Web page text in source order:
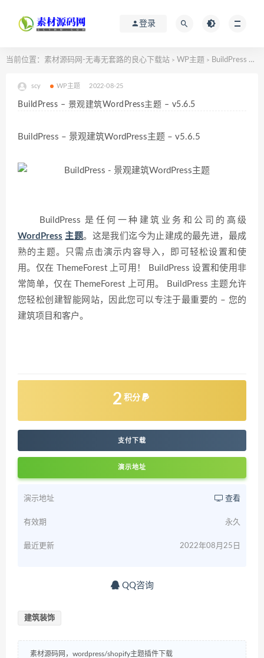
登录
当前位置： 素材源码网-无毒无套路的良心下载站 > WP主题 > BuildPress – 景观建筑WordPress主题 – v5.6.5
scy WP主题 2022-08-25
BuildPress – 景观建筑WordPress主题 – v5.6.5
BuildPress – 景观建筑WordPress主题 – v5.6.5
BuildPress 是任何一种建筑业务和公司的高级
WordPress 主题。这是我们迄今为止建成的最先进，最成
熟的主题。只需点击演示内容导入，即可轻松设置和使
用。仅在 ThemeForest 上可用！ BuildPress 设置和使用非
常简单，仅在 ThemeForest 上可用。 BuildPress 主题允许
您轻松创建智能网站，因此您可以专注于最重要的 – 您的
建筑项目和客户。
2 积分
支付下载
演示地址
演示地址 查看
有效期 永久
最近更新 2022年08月25日
QQ咨询
建筑装饰
素材源码网，wordpress/shopify主题插件下载